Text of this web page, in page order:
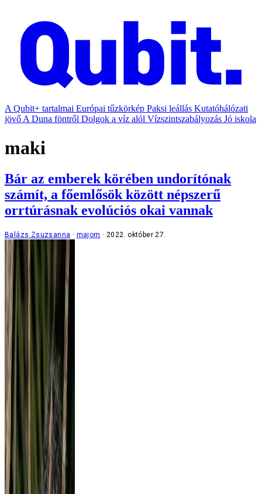
A Qubit+ tartalmai Európai tűzkörkép Paksi leállás Kutatóhálózati
jövő A Duna föntről Dolgok a víz alól Vízszintszabályozás Jó iskola
maki
Bár az emberek körében undorítónak
számít, a főemlősök között népszerű
orrtúrásnak evolúciós okai vannak
Balázs Zsuzsanna majom 2022. október 27.